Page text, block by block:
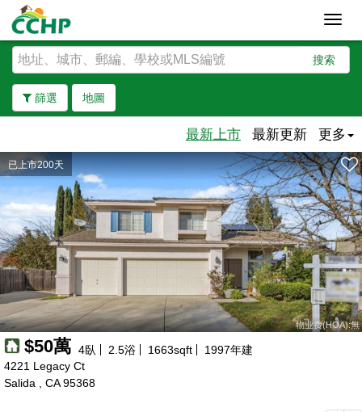
搜索
篩選 地圖
去除邊界
最新上市 最新更新 更多
已上市200天
物业费(HOA):無
$50萬 4臥 2.5浴 1663sqft 1997年建
4221 Legacy Ct
Salida , CA 95368